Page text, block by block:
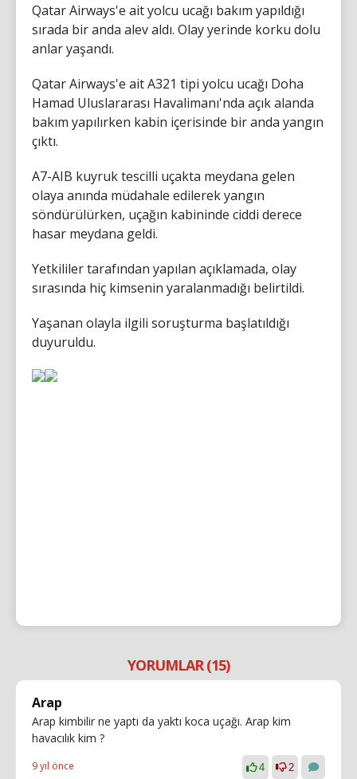
Qatar Airways'e ait yolcu ucağı bakım yapıldığı
sırada bir anda alev aldı. Olay yerinde korku dolu
anlar yaşandı.
Qatar Airways'e ait A321 tipi yolcu ucağı Doha
Hamad Uluslararası Havalimanı'nda açık alanda
bakım yapılırken kabin içerisinde bir anda yangın
çıktı.
A7-AIB kuyruk tescilli uçakta meydana gelen
olaya anında müdahale edilerek yangın
söndürülürken, uçağın kabininde ciddi derece
hasar meydana geldi.
Yetkililer tarafından yapılan açıklamada, olay
sırasında hiç kimsenin yaralanmadığı belirtildi.
Yaşanan olayla ilgili soruşturma başlatıldığı
duyuruldu.
YORUMLAR (15)
Arap
Arap kimbilir ne yaptı da yaktı koca uçağı. Arap kim
havacılık kim ?
9 yıl önce 4 2